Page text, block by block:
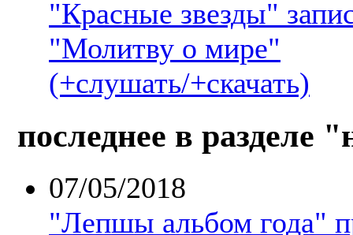
"Красные звезды"
"Молитву о мире"
(+слушать/+скачать)
последнее в разделе
07/05/2018
"Лепшы альбом года"